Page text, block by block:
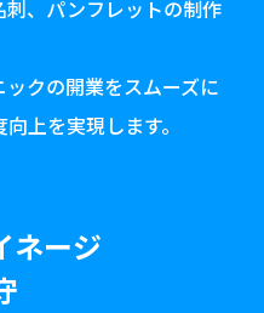
、パンフレットの制作
クの開業をスムーズに
上を実現します。
ネージ